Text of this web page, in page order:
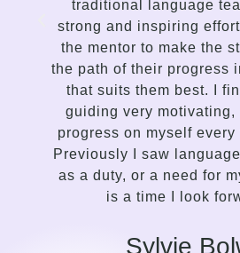
traditional language
strong and inspiring
the mentor to make the
the path of their progress
that suits them best. I
guiding very motivating,
progress on myself every
Previously I saw
as a duty, or a need for
is a time I look
Sylvie